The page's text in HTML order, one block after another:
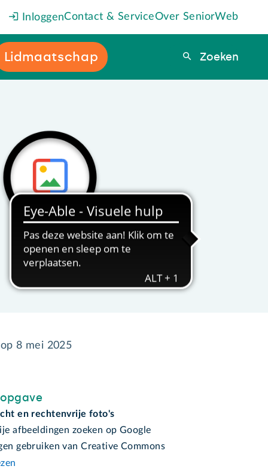
InloggenContact & ServiceOver SeniorWeb
Lidmaatschap Zoeken
Zoeken
8 mei 2025
en rechtenvrije foto's
afbeeldingen zoeken op Google
gebruiken van Creative Commons